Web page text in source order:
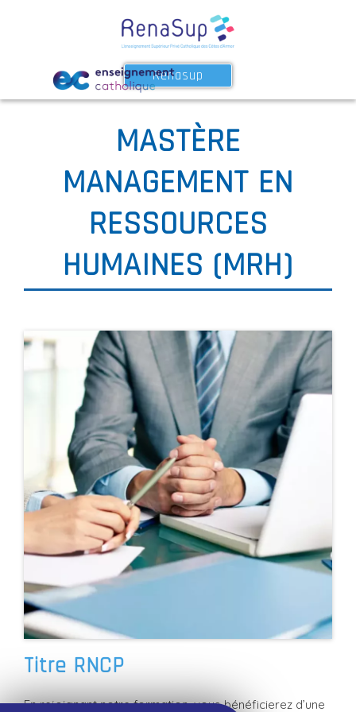
Renasup
MASTÈRE
MANAGEMENT EN
RESSOURCES
HUMAINES (MRH)
Titre RNCP
En rejoignant notre formation, vous bénéficierez d’une